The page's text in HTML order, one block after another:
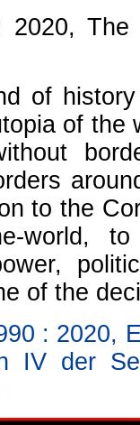
2020,
of
of the
to the
world,
of the
: 2020,
IV der